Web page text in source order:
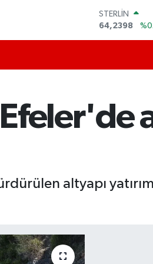
GRAM ALTIN
6513.94
EURO
55,0250
altyapı